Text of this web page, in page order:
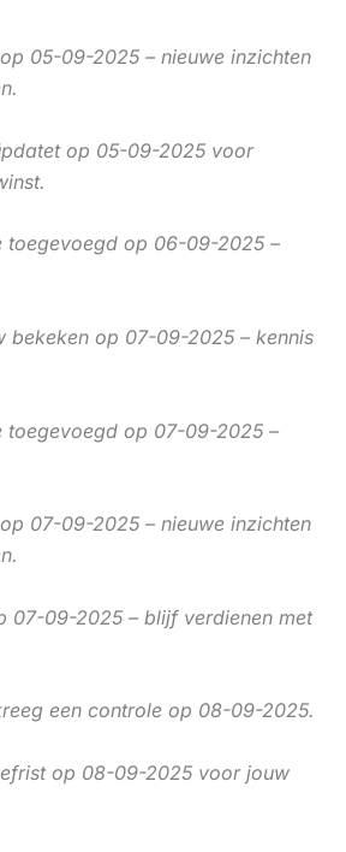
05-09-2025 – nieuwe inzichten
op 05-09-2025 voor
toegevoegd op 06-09-2025 –
bekeken op 07-09-2025 – kennis
toegevoegd op 07-09-2025 –
07-09-2025 – nieuwe inzichten
07-09-2025 – blijf verdienen met
een controle op 08-09-2025.
op 08-09-2025 voor jouw